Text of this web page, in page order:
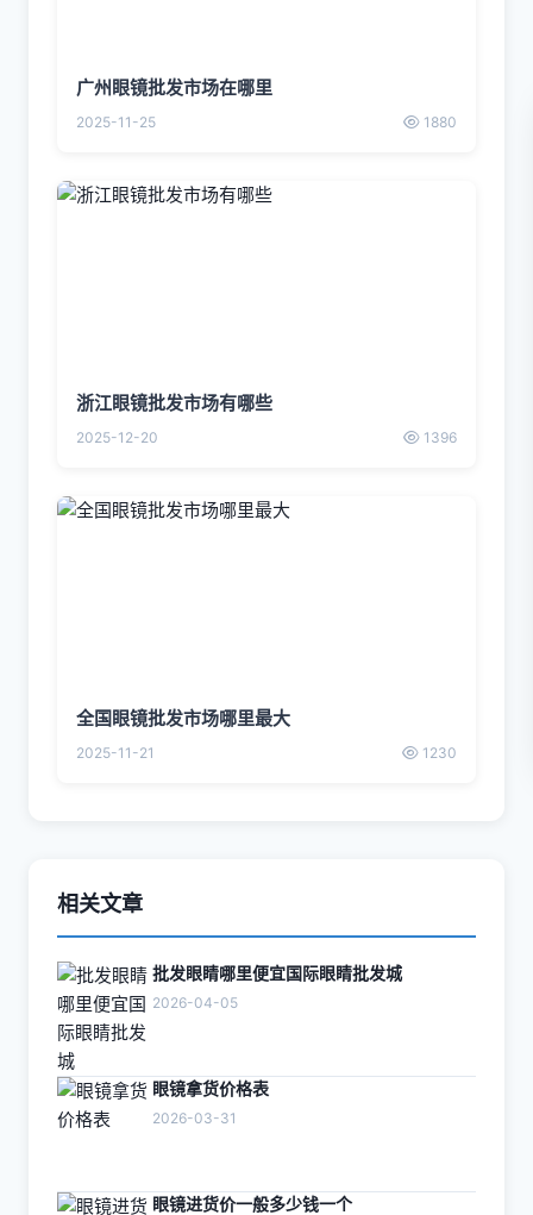
广州眼镜批发市场在哪里
2025-11-25 1880
浙江眼镜批发市场有哪些
2025-12-20 1396
全国眼镜批发市场哪里最大
2025-11-21 1230
相关文章
批发眼睛哪里便宜国际眼睛批发城
2026-04-05
眼镜拿货价格表
2026-03-31
眼镜进货价一般多少钱一个